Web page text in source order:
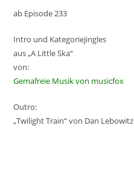
ab Episode 233
Intro und Kategoriejingles
aus „A Little Ska“
von:
Gemafreie Musik von musicfox
Outro:
„Twilight Train“ von Dan Lebowitz